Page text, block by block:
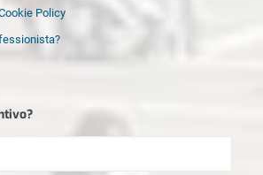
Milano
Professionista?
Policy